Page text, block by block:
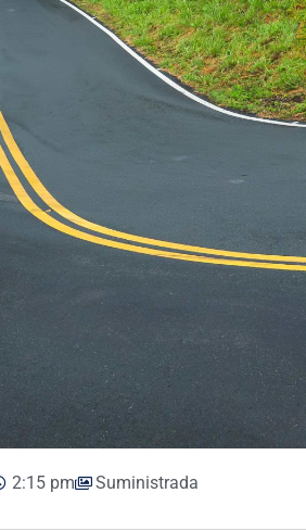
2:15 pm Suministrada